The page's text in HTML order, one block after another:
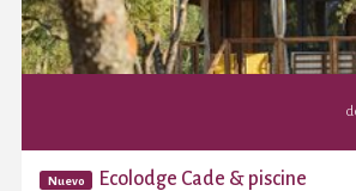
Nuevo Ecolodge Cade & piscine